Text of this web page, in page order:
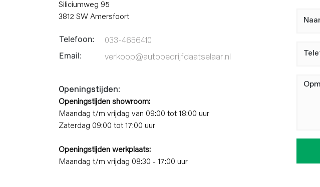
Siliciumweg 95
3812 SW Amersfoort
Telefoon: 033-4656410
Email: verkoop@autobedrijfdaatselaar.nl
Openingstijden:
Openingstijden showroom:
Maandag t/m vrijdag van 09:00 tot 18:00 uur
Zaterdag 09:00 tot 17:00 uur
Openingstijden werkplaats:
Maandag t/m vrijdag 08:30 - 17:00 uur